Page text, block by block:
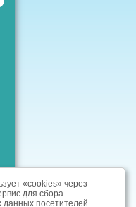
«cookies» через
для сбора
данных посетителей